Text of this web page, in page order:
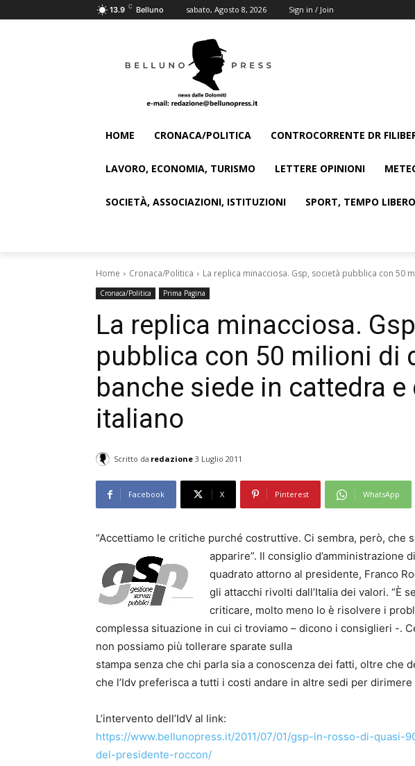
13.9 C Belluno sabato, Agosto 8, 2026 Sign in / Join
HOME CRONACA/POLITICA CONTROCORRENTE DR
LAVORO, ECONOMIA, TURISMO LETTERE OPINIONI
SOCIETÀ, ASSOCIAZIONI, ISTITUZIONI SPORT, TEMPO LIBERO
Home Cronaca/Politica La replica minacciosa. Gsp, società pubblica con 50
Cronaca/Politica Prima Pagina
La replica minacciosa.
pubblica con 50 milioni di
banche siede in cattedra
italiano
Scritto da redazione 3 Luglio 2011
Facebook X Pinterest WhatsApp
“Accettiamo le critiche purché costruttive. Ci sembra, però, che
apparire”. Il consiglio d’amministrazione
quadrato attorno al presidente, Franco
gli attacchi rivolti dall’Italia dei valori. “È
criticare, molto meno lo è risolvere i
complessa situazione in cui ci troviamo – dicono i consiglieri -.
non possiamo più tollerare sparate sulla
stampa senza che chi parla sia a conoscenza dei fatti, oltre che
che l’Idv preferisca a tutti i costi andare in altre sedi per dirimere
L’intervento dell’IdV al link:
https://www.bellunopress.it/2011/07/01/gsp-in-rosso-di-
del-presidente-roccon/